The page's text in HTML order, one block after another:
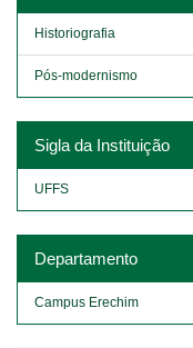
Historiografia
Pós-modernismo
Sigla da Instituição
UFFS
Departamento
Campus Erechim